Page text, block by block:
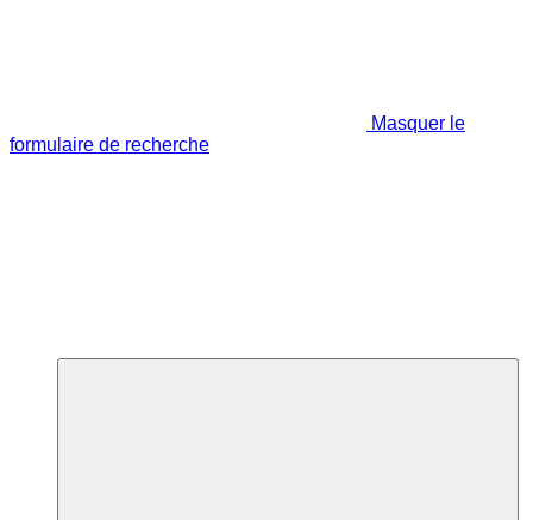
Masquer le
formulaire de recherche